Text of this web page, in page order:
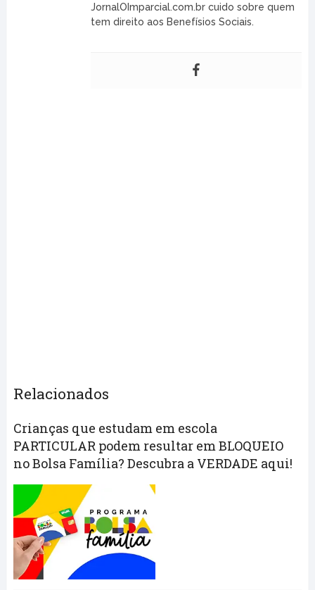
JornalOImparcial.com.br cuido sobre quem
tem direito aos Benefísios Sociais.
Relacionados
Crianças que estudam em escola
PARTICULAR podem resultar em BLOQUEIO
no Bolsa Família? Descubra a VERDADE aqui!